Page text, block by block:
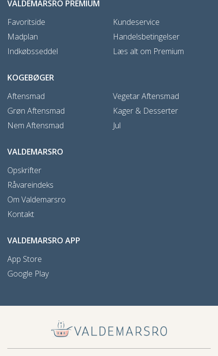
VALDEMARSRO PREMIUM
Favoritside
Madplan
Indkøbsseddel
Kundeservice
Handelsbetingelser
Læs alt om Premium
KOGEBØGER
Aftensmad
Grøn Aftensmad
Nem Aftensmad
Vegetar Aftensmad
Kager & Desserter
Jul
VALDEMARSRO
Opskrifter
Råvareindeks
Om Valdemarsro
Kontakt
VALDEMARSRO APP
App Store
Google Play